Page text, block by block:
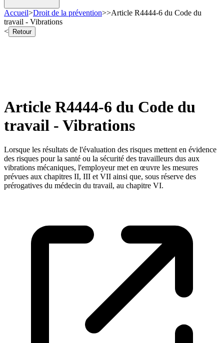
Accueil>Droit de la prévention>>Article R4444-6 du Code du
travail - Vibrations
<
Retour
Article R4444-6 du Code du
travail - Vibrations
Lorsque les résultats de l'évaluation des risques mettent en évidence
des risques pour la santé ou la sécurité des travailleurs dus aux
vibrations mécaniques, l'employeur met en œuvre les mesures
prévues aux chapitres II, III et VII ainsi que, sous réserve des
prérogatives du médecin du travail, au chapitre VI.